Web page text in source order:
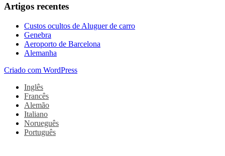
Artigos recentes
Custos ocultos de Aluguer de carro
Genebra
Aeroporto de Barcelona
Alemanha
Criado com WordPress
Inglês
Francês
Alemão
Italiano
Norueguês
Português